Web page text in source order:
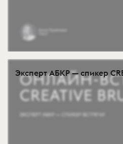
Эксперт АБКР — спикер